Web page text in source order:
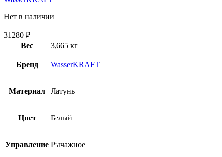
Нет в наличии
31280 ₽
Вес
3,665 кг
Бренд WasserKRAFT
Материал Латунь
Цвет Белый
Управление Рычажное